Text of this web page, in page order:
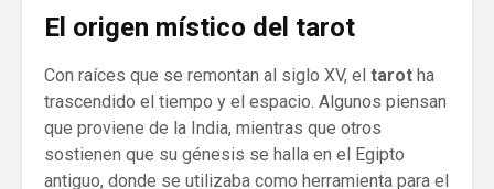
El origen místico del tarot
Con raíces que se remontan al siglo XV, el tarot ha
trascendido el tiempo y el espacio. Algunos piensan
que proviene de la India, mientras que otros
sostienen que su génesis se halla en el Egipto
antiguo, donde se utilizaba como herramienta para el